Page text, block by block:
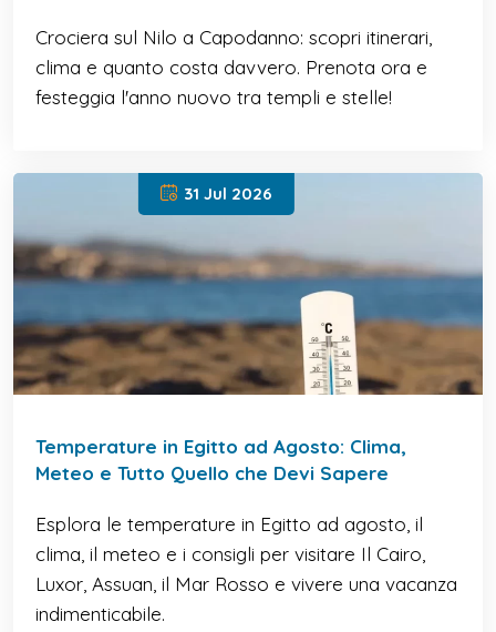
Crociera sul Nilo a Capodanno: scopri itinerari,
clima e quanto costa davvero. Prenota ora e
festeggia l'anno nuovo tra templi e stelle!
31 Jul 2026
Temperature in Egitto ad Agosto: Clima,
Meteo e Tutto Quello che Devi Sapere
Esplora le temperature in Egitto ad agosto, il
clima, il meteo e i consigli per visitare Il Cairo,
Luxor, Assuan, il Mar Rosso e vivere una vacanza
indimenticabile.